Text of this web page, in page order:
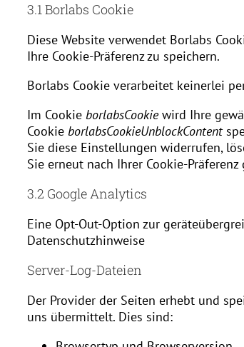
3.1 Borlabs Cookie
Diese Website verwendet Borlabs
Ihre Cookie-Präferenz zu speichern.
Borlabs Cookie verarbeitet keinerlei
Im Cookie borlabsCookiewird Ihre
Cookie borlabsCookieUnblockContent
Sie diese Einstellungen widerrufen,
Sie erneut nach Ihrer Cookie-Präferenz
3.2 Google Analytics
Eine Opt-Out-Option zur
Datenschutzhinweise
Server-Log-Dateien
Der Provider der Seiten erhebt und
uns übermittelt. Dies sind: